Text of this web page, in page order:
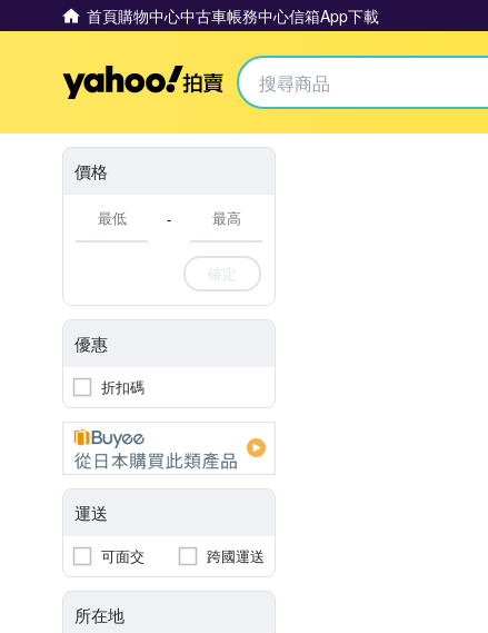
首頁購物中心中古車帳務中心信箱App下載
Yahoo拍賣
價格
-
確定
優惠
折扣碼
運送
可面交 跨國運送
所在地